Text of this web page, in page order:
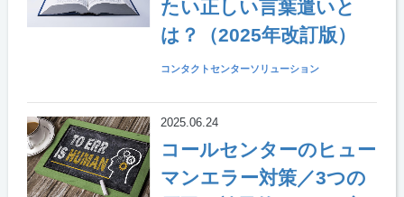
たい正しい言葉遣いと
は？（2025年改訂版）
コンタクトセンターソリューション
2025.06.24
コールセンターのヒュー
マンエラー対策／3つの